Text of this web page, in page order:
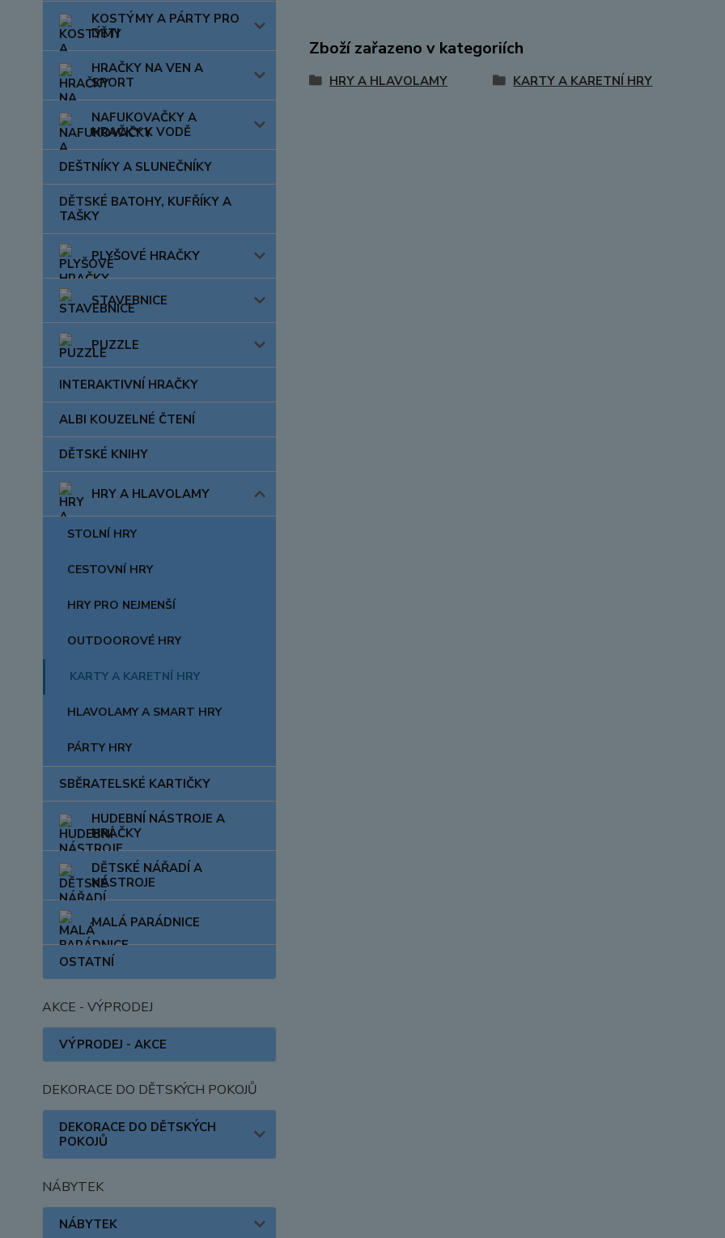
KOSTÝMY A PÁRTY PRO
DĚTI
HRAČKY NA VEN A
SPORT
NAFUKOVAČKY A
HRAČKY K VODĚ
DEŠTNÍKY A SLUNEČNÍKY
DĚTSKÉ BATOHY, KUFŘÍKY A
TAŠKY
PLYŠOVÉ HRAČKY
STAVEBNICE
PUZZLE
INTERAKTIVNÍ HRAČKY
ALBI KOUZELNÉ ČTENÍ
DĚTSKÉ KNIHY
HRY A HLAVOLAMY
STOLNÍ HRY
CESTOVNÍ HRY
HRY PRO NEJMENŠÍ
OUTDOOROVÉ HRY
KARTY A KARETNÍ HRY
HLAVOLAMY A SMART HRY
PÁRTY HRY
SBĚRATELSKÉ KARTIČKY
HUDEBNÍ NÁSTROJE A
HRAČKY
DĚTSKÉ NÁŘADÍ A
NÁSTROJE
MALÁ PARÁDNICE
OSTATNÍ
AKCE - VÝPRODEJ
VÝPRODEJ - AKCE
DEKORACE DO DĚTSKÝCH POKOJŮ
DEKORACE DO DĚTSKÝCH
POKOJŮ
NÁBYTEK
NÁBYTEK
Zboží zařazeno v kategoriích
HRY A HLAVOLAMY KARTY A KARETNÍ HRY